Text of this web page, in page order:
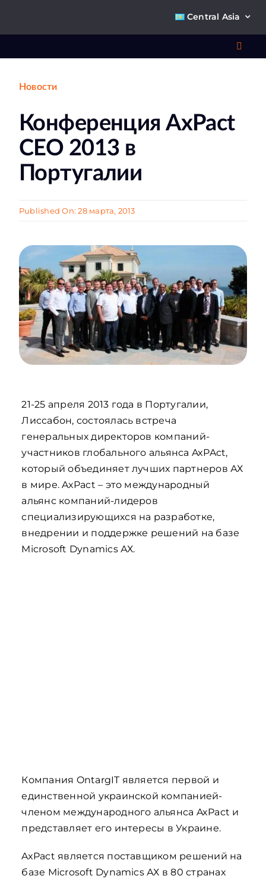
Central Asia
Новости
Конференция AxPact
CEO 2013 в
Португалии
Published On: 28 марта, 2013
21-25 апреля 2013 года в Португалии,
Лиссабон, состоялась встреча
генеральных директоров компаний-
участников глобального альянса AxPAct,
который объединяет лучших партнеров АХ
в мире. AxPact – это международный
альянс компаний-лидеров
специализирующихся на разработке,
внедрении и поддержке решений на базе
Microsoft Dynamics АХ.
Компания OntargIT является первой и
единственной украинской компанией-
членом международного альянса AxPact и
представляет его интересы в Украине.
AxPact является поставщиком решений на
базе Microsoft Dynamics АХ в 80 странах